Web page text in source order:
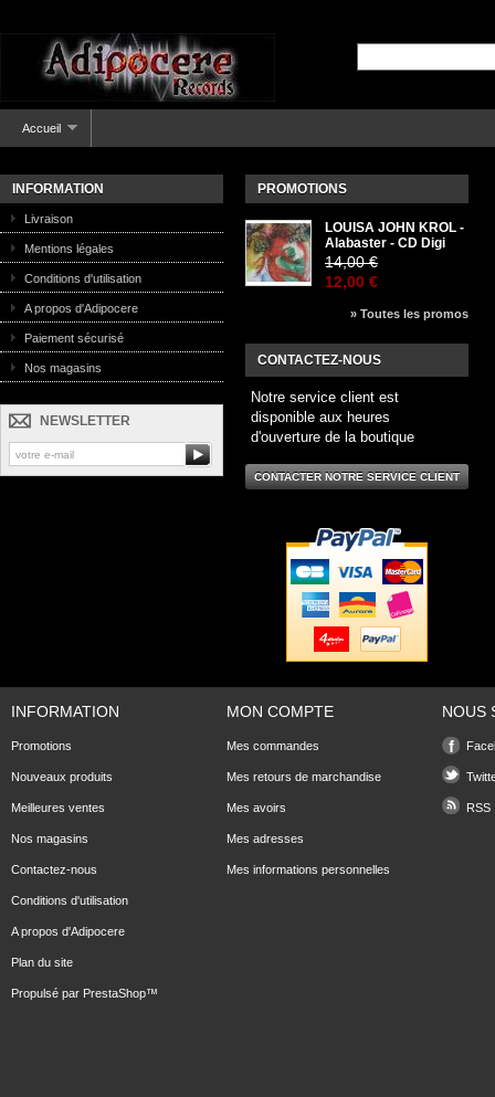
Accueil
INFORMATION
Livraison
Mentions légales
Conditions d'utilisation
A propos d'Adipocere
Paiement sécurisé
Nos magasins
NEWSLETTER
PROMOTIONS
LOUISA JOHN KROL -
Alabaster - CD Digi
14,00 €
12,00 €
» Toutes les promos
CONTACTEZ-NOUS
Notre service client est
disponible aux heures
d'ouverture de la boutique
CONTACTER NOTRE SERVICE CLIENT
INFORMATION
Promotions
Nouveaux produits
Meilleures ventes
Nos magasins
Contactez-nous
Conditions d'utilisation
A propos d'Adipocere
Plan du site
Propulsé par PrestaShop™
MON COMPTE
Mes commandes
Mes retours de marchandise
Mes avoirs
Mes adresses
Mes informations personnelles
NOUS
RSS